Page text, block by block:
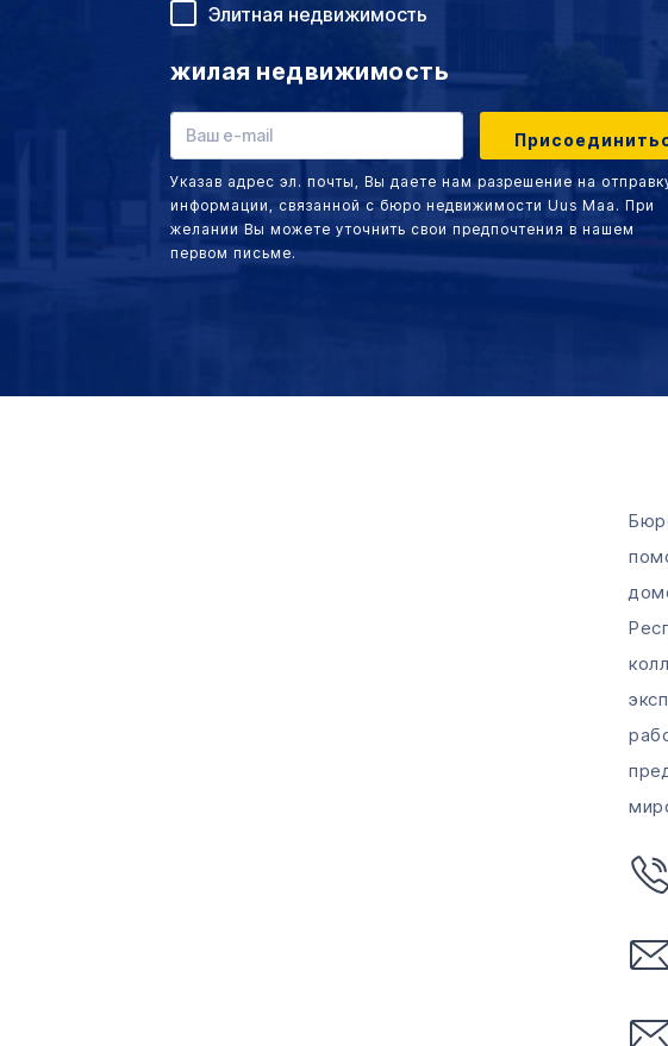
Элитная недвижимость
жилая недвижимость
Указав адрес эл. почты, Вы даете нам разрешение на
информации, связанной с бюро недвижимости Uus Maa. При
желании Вы можете уточнить свои предпочтения в нашем
первом письме.